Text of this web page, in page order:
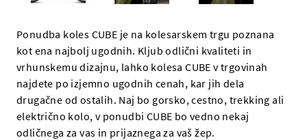
Ponudba koles CUBE je na kolesarskem trgu poznana
kot ena najbolj ugodnih. Kljub odlični kvaliteti in
vrhunskemu dizajnu, lahko kolesa CUBE v trgovinah
najdete po izjemno ugodnih cenah, kar jih dela
drugačne od ostalih. Naj bo gorsko, cestno, trekking ali
električno kolo, v ponudbi CUBE bo vedno nekaj
odličnega za vas in prijaznega za vaš žep.